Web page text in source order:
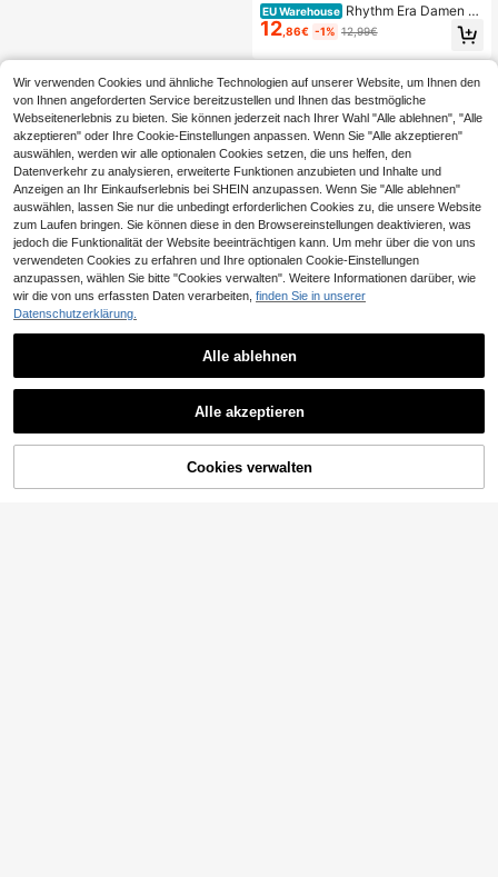
EU Warehouse Rhythm Era Damen S
ommer Shorts in Große Größen, mini
malistisch, einfarbig, mit Kordelzug
an der Taille, schrägen Taschen, loc
12,86€ -1% 12,99€
ZUM WARENKORB HINZUFÜGEN
Wir verwenden Cookies und ähnliche Technologien auf unserer Website, um Ihnen den
von Ihnen angeforderten Service bereitzustellen und Ihnen das bestmögliche
Webseitenerlebnis zu bieten. Sie können jederzeit nach Ihrer Wahl "Alle ablehnen", "Alle
akzeptieren" oder Ihre Cookie-Einstellungen anpassen. Wenn Sie "Alle akzeptieren"
auswählen, werden wir alle optionalen Cookies setzen, die uns helfen, den
Datenverkehr zu analysieren, erweiterte Funktionen anzubieten und Inhalte und
Anzeigen an Ihr Einkaufserlebnis bei SHEIN anzupassen. Wenn Sie "Alle ablehnen"
auswählen, lassen Sie nur die unbedingt erforderlichen Cookies zu, die unsere Website
zum Laufen bringen. Sie können diese in den Browsereinstellungen deaktivieren, was
jedoch die Funktionalität der Website beeinträchtigen kann. Um mehr über die von uns
verwendeten Cookies zu erfahren und Ihre optionalen Cookie-Einstellungen
anzupassen, wählen Sie bitte "Cookies verwalten". Weitere Informationen darüber, wie
wir die von uns erfassten Daten verarbeiten, finden Sie in unserer
Datenschutzerklärung.
Alle ablehnen
Alle akzeptieren
Cookies verwalten